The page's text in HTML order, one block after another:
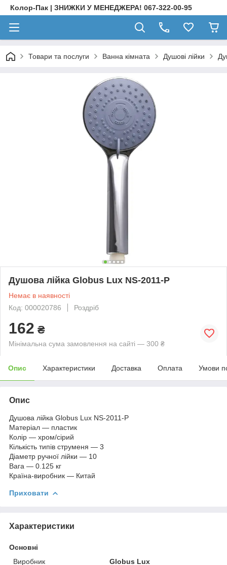
Колор-Пак | ЗНИЖКИ У МЕНЕДЖЕРА! 067-322-00-95
Товари та послуги Ванна кімната Душові лійки
Душова лійка Globus Lux NS-2011-P
Немає в наявності
Код: 000020786
Роздріб
162 ₴
Мінімальна сума замовлення на сайті — 300 ₴
Опис Характеристики Доставка Оплата Умови
Опис
Душова лійка Globus Lux NS-2011-P
Матеріал — пластик
Колір — хром/сірий
Кількість типів струменя — 3
Діаметр ручної лійки — 10
Вага — 0.125 кг
Країна-виробник — Китай
Приховати
Характеристики
Основні
Виробник
Globus Lux